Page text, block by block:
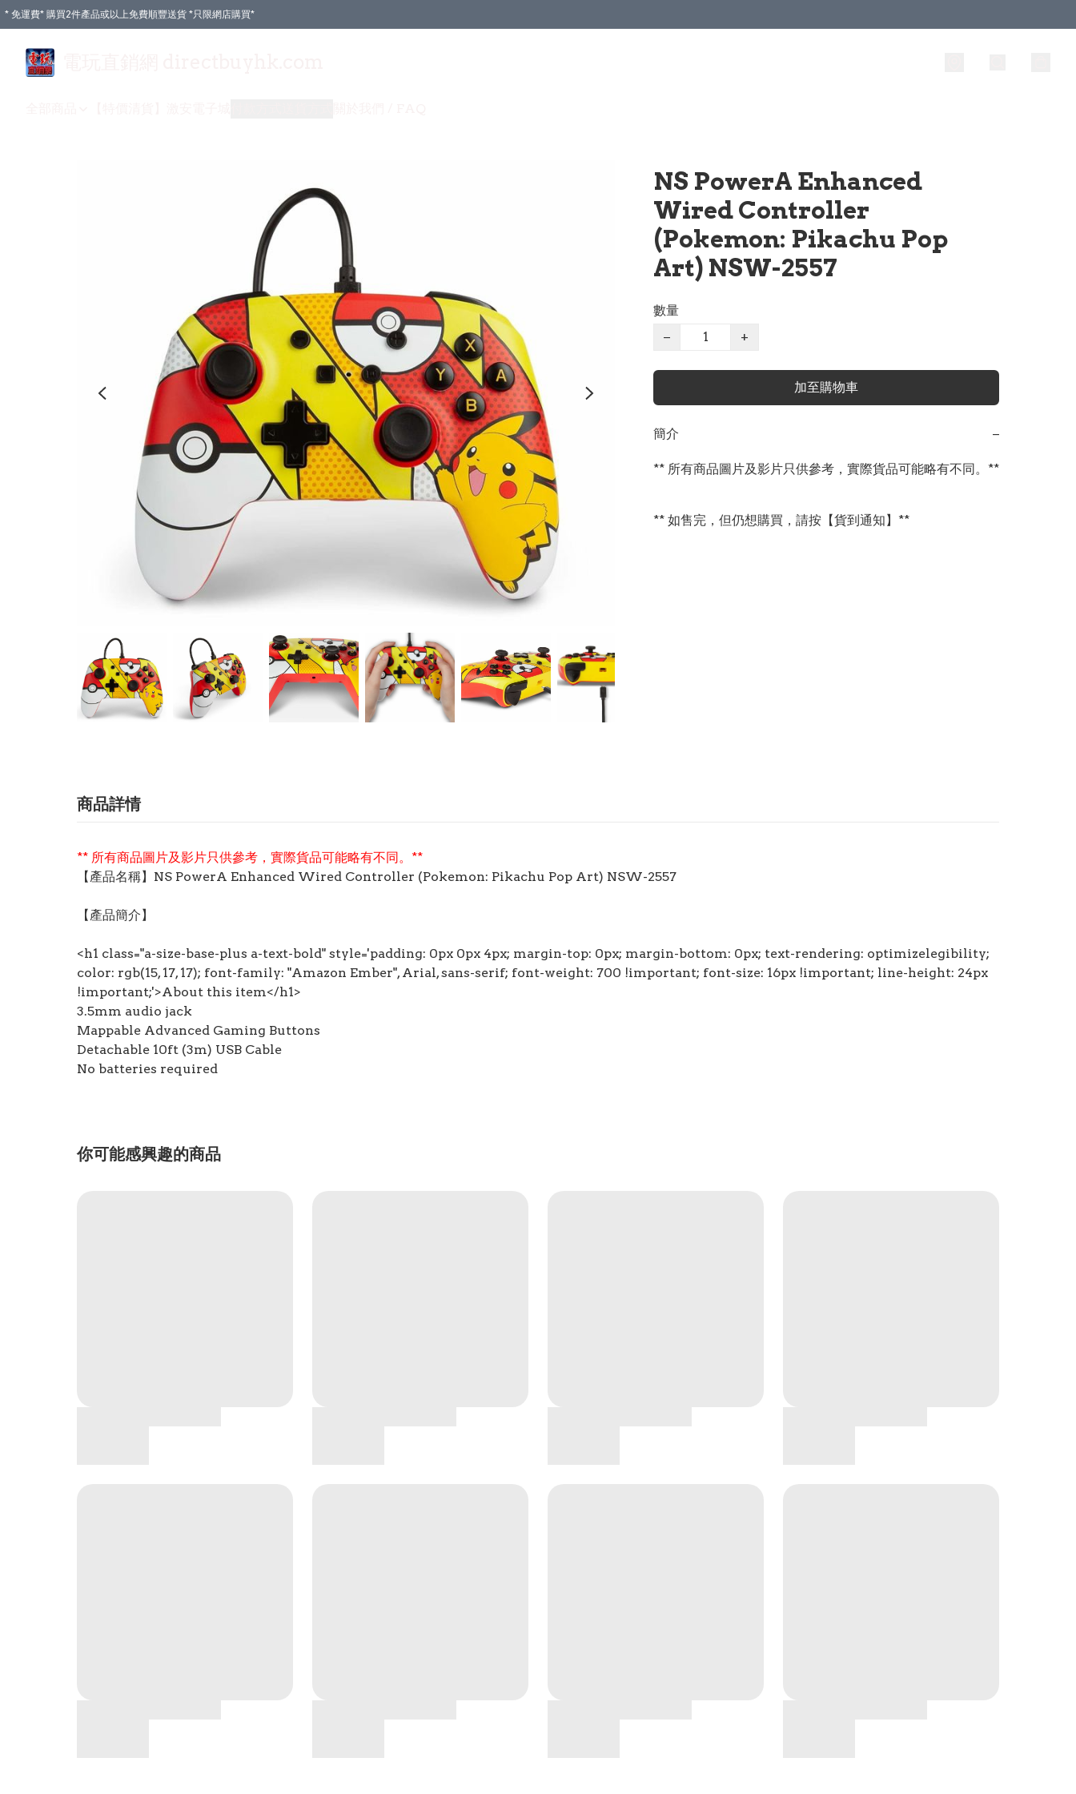
* 免運費* 購買2件產品或以上免費順豐送貨 *只限網店購買*
NS PowerA Enhanced
Wired Controller
(Pokemon: Pikachu Pop
Art) NSW-2557
數量
−
+
加至購物車
簡介 −
** 所有商品圖片及影片只供參考，實際貨品可能略有不同。**
** 如售完，但仍想購買，請按【貨到通知】**
商品詳情
** 所有商品圖片及影片只供參考，實際貨品可能略有不同。**
【產品名稱】NS PowerA Enhanced Wired Controller (Pokemon: Pikachu Pop Art) NSW-2557
【產品簡介】
<h1 class="a-size-base-plus a-text-bold" style='padding: 0px 0px 4px; margin-top: 0px; margin-bottom: 0px; text-rendering: optimizelegibility;
color: rgb(15, 17, 17); font-family: "Amazon Ember", Arial, sans-serif; font-weight: 700 !important; font-size: 16px !important; line-height: 24px
!important;'>About this item</h1>
3.5mm audio jack
Mappable Advanced Gaming Buttons
Detachable 10ft (3m) USB Cable
No batteries required
你可能感興趣的商品